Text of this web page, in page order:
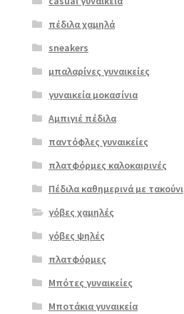
Επιλο
πέδιλα χαμηλά
sneakers
μπαλαρίνες γυναικείες
γυναικεία μοκασίνια
Αμπιγιέ πέδιλα
παντόφλες γυναικείες
πλατφόρμες καλοκαιρινές
Πέδιλα καθημερινά με τακούνι
γόβες χαμηλές
γόβες ψηλές
πλατφόρμες
Μπότες γυναικείες
Μποτάκια γυναικεία